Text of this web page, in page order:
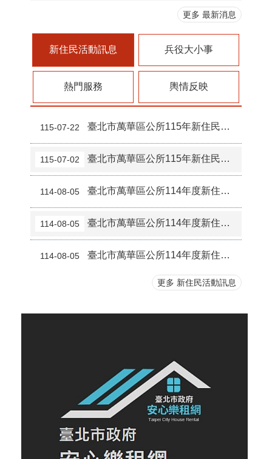
更多 最新消息
新住民活動訊息 兵役大小事
熱門服務 輿情反映
115-07-22 臺北市萬華區公所115年新住民美睫證照班學習成果
115-07-02 臺北市萬華區公所115年新住民創意和風花飾班學習成果
114-08-05 臺北市萬華區公所114年度新住民文化體驗活動班第3堂成果
114-08-05 臺北市萬華區公所114年度新住民文化體驗活動班第2堂成果
114-08-05 臺北市萬華區公所114年度新住民文化體驗活動班第1堂成果
更多 新住民活動訊息